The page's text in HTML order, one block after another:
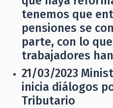
tenemos que
pensiones se
parte, con lo
trabajadores
21/03/2023
inicia diálogos
Tributario